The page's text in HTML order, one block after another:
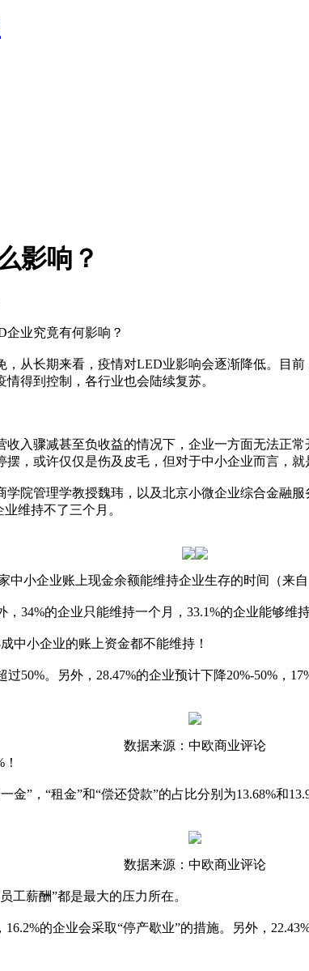
影响？
企业究竟有何影响？
从长期来看，疫情对LED业影响会逐渐降低。目
得到控制，各行业也会陆续复苏。
入骤减甚至负收益的情况下，企业一方面无法正
，或许仅仅是伤及皮毛，但对于中小企业而言，就
院管理学教授魏玮，以及北京小微企业综合金融
维持不了三个月。
中小企业账上现金余额能维持企业生存的时间（来自
34%的企业只能维持一个月，33.1%的企业能够维
中小企业的账上资金都不能维持！
50%。另外，28.47%的企业预计下降20%-50%，
数据来源：中欧商业评论
”，“租金”和“偿还贷款”的占比分别为13.68%和
数据来源：中欧商业评论
工薪酬”都是最大的压力所在。
的企业会采取“停产歇业”的措施。另外，